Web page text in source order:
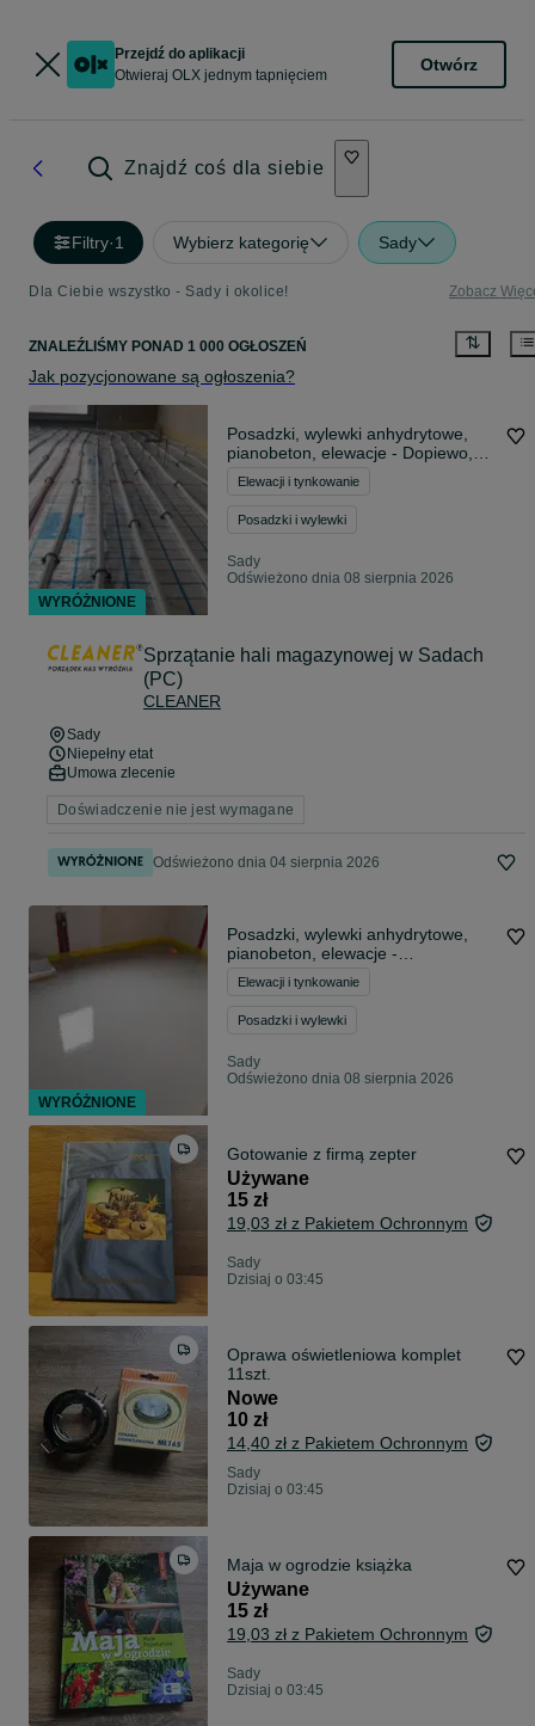
Przejdź do aplikacji
Otwieraj OLX jednym tapnięciem
Otwórz
Znajdź coś dla siebie
Filtry·1 Wybierz kategorię Sady
Dla Ciebie wszystko - Sady i okolice! Zobacz
ZNALEŹLIŚMY PONAD 1 000 OGŁOSZEŃ
Jak pozycjonowane są ogłoszenia?
Posadzki, wylewki anhydrytowe,
pianobeton, elewacje - Dopiewo,
Lusówko, Tarnowo Podgórne,
Elewacji i tynkowanie
Posadzki i wylewki
Sady
Odświeżono dnia 08 sierpnia 2026
Sprzątanie hali magazynowej w Sadach
(PC)
CLEANER
Sady
Niepełny etat
Umowa zlecenie
Doświadczenie nie jest wymagane
Odświeżono dnia 04 sierpnia 2026
Posadzki, wylewki anhydrytowe,
pianobeton, elewacje -
Międzychód, Kwilcz, Międzyrzecz,
Elewacji i tynkowanie
Posadzki i wylewki
Sady
Odświeżono dnia 08 sierpnia 2026
Gotowanie z firmą zepter
Używane
15 zł
19,03 zł z Pakietem Ochronnym
Sady
Dzisiaj o 03:45
Oprawa oświetleniowa komplet
11szt.
Nowe
10 zł
14,40 zł z Pakietem Ochronnym
Sady
Dzisiaj o 03:45
Maja w ogrodzie książka
Używane
15 zł
19,03 zł z Pakietem Ochronnym
Sady
Dzisiaj o 03:45
WYRÓŻNIONE
WYRÓŻNIONE